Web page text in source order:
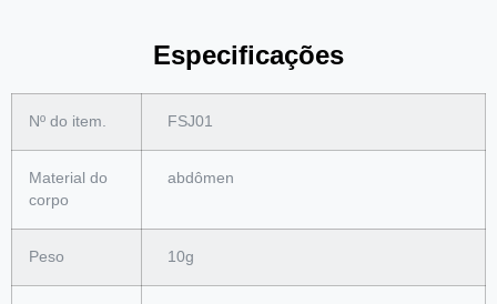
Especificações
Nº do item. FSJ01
Material do
corpo
abdômen
Peso 10g